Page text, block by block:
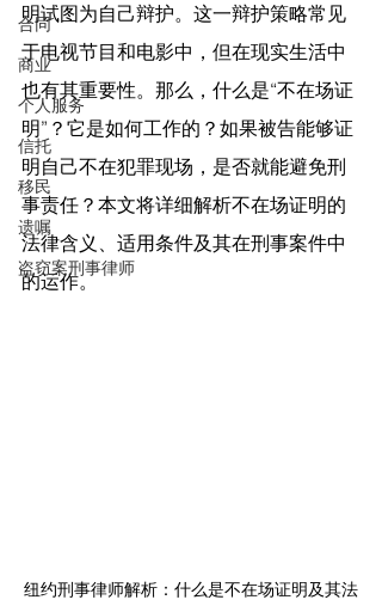
合同
商业
个人服务
信托
移民
遗嘱
盗窃案刑事律师
明试图为自己辩护。这一辩护策略常见
于电视节目和电影中，但在现实生活中
也有其重要性。那么，什么是“不在场证
明”？它是如何工作的？如果被告能够证
明自己不在犯罪现场，是否就能避免刑
事责任？本文将详细解析不在场证明的
法律含义、适用条件及其在刑事案件中
的运作。
纽约刑事律师解析：什么是不在场证明及其法